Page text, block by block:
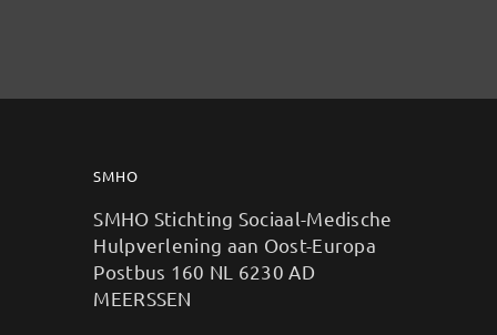
SMHO
SMHO Stichting Sociaal-Medische
Hulpverlening aan Oost-Europa
Postbus 160 NL 6230 AD
MEERSSEN